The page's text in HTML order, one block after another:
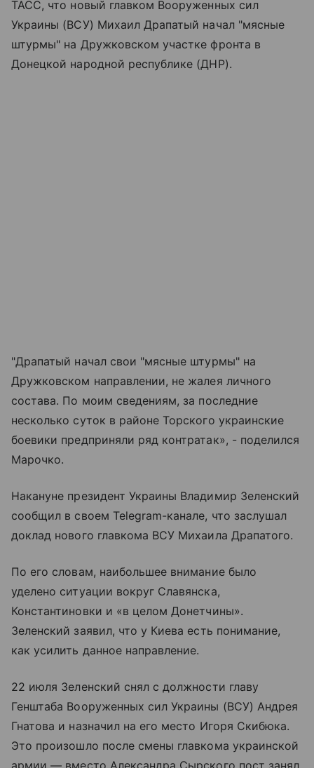
ТАСС, что новый главком Вооруженных сил
Украины (ВСУ) Михаил Драпатый начал "мясные
штурмы" на Дружковском участке фронта в
Донецкой народной республике (ДНР).
"Драпатый начал свои "мясные штурмы" на
Дружковском направлении, не жалея личного
состава. По моим сведениям, за последние
несколько суток в районе Торского украинские
боевики предприняли ряд контратак», - поделился
Марочко.
Накануне президент Украины Владимир Зеленский
сообщил в своем Telegram-канале, что заслушал
доклад нового главкома ВСУ Михаила Драпатого.
По его словам, наибольшее внимание было
уделено ситуации вокруг Славянска,
Константиновки и «в целом Донетчины».
Зеленский заявил, что у Киева есть понимание,
как усилить данное направление.
22 июля Зеленский снял с должности главу
Генштаба Вооруженных сил Украины (ВСУ) Андрея
Гнатова и назначил на его место Игоря Скибюка.
Это произошло после смены главкома украинской